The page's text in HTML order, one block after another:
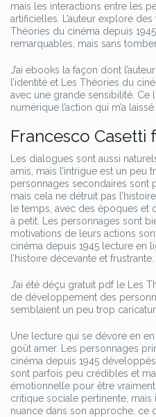
mais les interactions entre les
artificielles. L’auteur explore
Théories du cinéma depuis
remarquables, mais sans
J’ai ebooks la façon dont
l’identité et Les Théories du
avec une grande sensibilité. Ce
numérique l’action qui m’a
Francesco Casetti
Les dialogues sont aussi
amis, mais l’intrigue est un peu
personnages secondaires sont
mais cela ne détruit pas
le temps, avec des époques et
à petit. Les personnages sont
motivations de leurs actions
cinéma depuis 1945 lecture en
l’histoire décevante et frustrante.
J’ai été déçu gratuit pdf le Les
de développement des
semblaient un peu trop
Une lecture qui se dévore en
goût amer. Les personnages
cinéma depuis 1945
sont parfois peu crédibles et
émotionnelle pour être
critique sociale pertinente,
nuance dans son approche, ce